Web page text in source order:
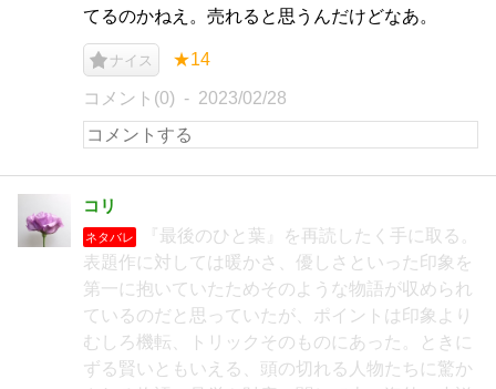
てるのかねえ。売れると思うんだけどなあ。
ナイス ★14
コメント(0) 2023/02/28
コリ
ネタバレ
『最後のひと葉』を再読したく手に取る。
表題作に対しては暖かさ、優しさといった印象を
第一に抱いていたためそのような物語が収められ
ているのだと思っていたが、ポイントは印象より
むしろ機転、トリックそのものにあった。ときに
ずる賢いともいえる、頭の切れる人物たちに驚か